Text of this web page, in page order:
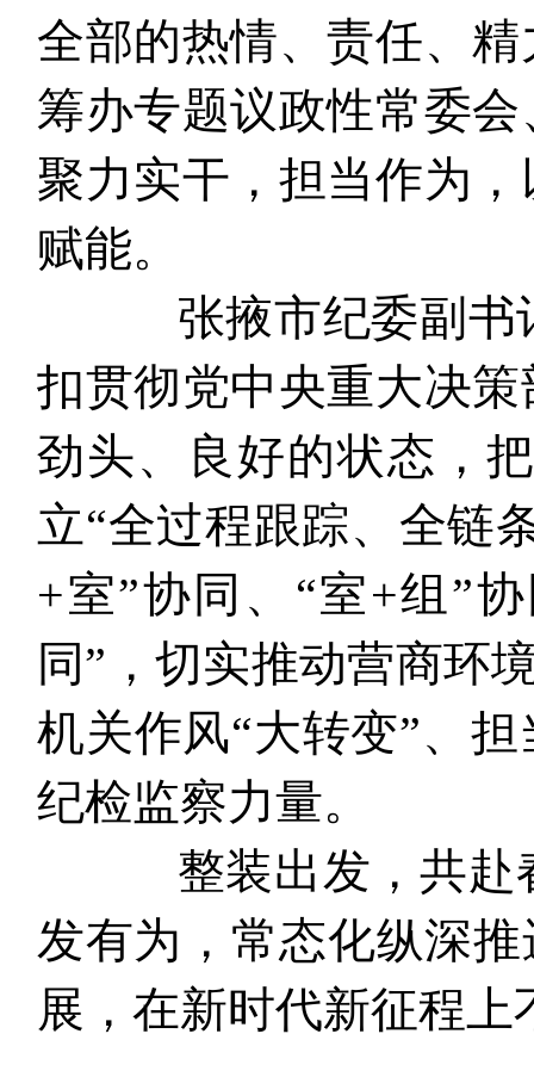
全部的热情、责任、
筹办专题议政性常委
聚力实干，担当作为
赋能。
张掖市纪委副书记
扣贯彻党中央重大决
劲头、良好的状态，
立“全过程跟踪、全链
+室”协同、“室+组”
同”，切实推动营商环
机关作风“大转变”、
纪检监察力量。
整装出发，共赴春
发有为，常态化纵深
展，在新时代新征程